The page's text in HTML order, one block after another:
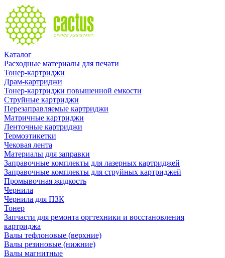
Каталог
Расходные материалы для печати
Тонер-картриджи
Драм-картриджи
Тонер-картриджи повышенной емкости
Струйные картриджи
Перезаправляемые картриджи
Матричные картриджи
Ленточные картриджи
Термоэтикетки
Чековая лента
Материалы для заправки
Заправочные комплекты для лазерных картриджей
Заправочные комплекты для струйных картриджей
Промывочная жидкость
Чернила
Чернила для ПЗК
Тонер
Запчасти для ремонта оргтехники и восстановления
картриджа
Валы тефлоновые (верхние)
Валы резиновые (нижние)
Валы магнитные